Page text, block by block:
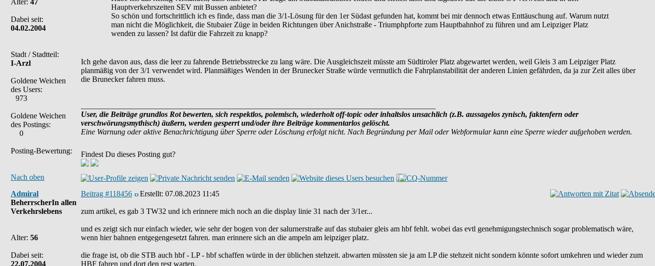
Alter: 47
Dabei seit:
04.02.2004
Stadt / Stadtteil:
I-Arzl
Goldene Weichen
des Users:
973
Goldene Weichen
des Postings:
0
Posting-Bewertung:
Hauptverkehrszeiten SEV mit Bussen anbietet?
So schön und fortschrittlich ich es finde, dass man die 3/1-Lösung für den 1er Südast gefunden hat, kommt bei mir dennoch etwas Enttäuschung auf. Warum nutzt
man nicht die Möglichkeit, die Stubaier Züge in beiden Richtungen über Anichstraße - Triumphpforte zum Hauptbahnhof zu führen und am Leipziger Platz
wenden zu lassen? Ist dafür die Fahrzeit zu knapp?
Ich gehe davon aus, dass die leer zu fahrende Betriebsstrecke zu lang wäre. Die Ausgleichszeit müsste am Südtiroler Platz abgewartet werden, weil Gleis 3 am Leipziger Platz
planmäßig von der 3/1 verwendet wird. Planmäßiges Wenden in der Brunecker Straße würde vermutlich die Fahrplanstabilität der anderen Linien gefährden, da ja zur Zeit alles über
die Brunecker fahren muss.
User, die Beiträge grundlos Rot bewerten, sich respektlos, polemisch, wiederholt off-topic oder inhaltslos unsachlich (z.B. aussagelos zynisch, faktenfern oder
verschwörungsmythisch) äußern, werden gesperrt und/oder ihre Beiträge kommentarlos gelöscht.
Eine Warnung oder aktive Benachrichtigung über Sperre oder Löschung erfolgt nicht. Nach Begründung per Mail oder Webformular kann eine Sperre wieder aufgehoben werden.
Findest Du dieses Posting gut?
Nach oben
Admiral
BeherrscherIn allen
Verkehrslebens
Alter: 56
Dabei seit:
22.07.2004
Beitrag #118456 Erstellt: 07.08.2023 11:45
zum artikel, es gab 3 TW32 und ich erinnere mich noch an die display linie 31 nach der 3/1er...
und es zeigt sich nur einfach wieder, wie sehr der bogen von der salurnerstraße auf das stubaier gleis am hbf fehlt. wobei das evtl genehmigungstechnisch sogar problematisch wäre,
wenn hier bahnen entgegengesetzt fahren. man erinnere sich an die ampeln am leipziger platz.
die frage ist, ob die STB auch hbf - LP - hbf schaffen würde in der üblichen stehzeit. abwarten müssten sie ja am LP die stehzeit nicht sondern könnte sofort umkehren und wieder zum
HBF fahren und dort den rest warten.